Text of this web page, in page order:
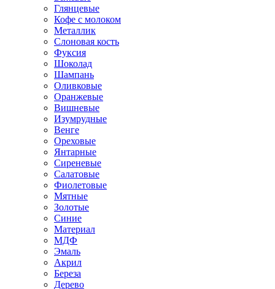
Глянцевые
Кофе с молоком
Металлик
Слоновая кость
Фуксия
Шоколад
Шампань
Оливковые
Оранжевые
Вишневые
Изумрудные
Венге
Ореховые
Янтарные
Сиреневые
Салатовые
Фиолетовые
Мятные
Золотые
Синие
Материал
МДФ
Эмаль
Акрил
Береза
Дерево